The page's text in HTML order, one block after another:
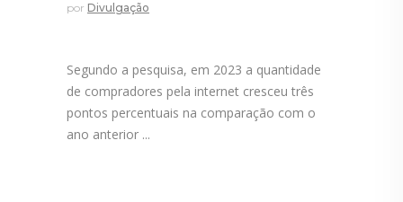
por Divulgação
Segundo a pesquisa, em 2023 a quantidade
de compradores pela internet cresceu três
pontos percentuais na comparação com o
ano anterior